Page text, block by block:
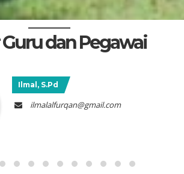
dan Pegawai
Ilmal, S.Pd
ilmalalfurqan@gmail.com